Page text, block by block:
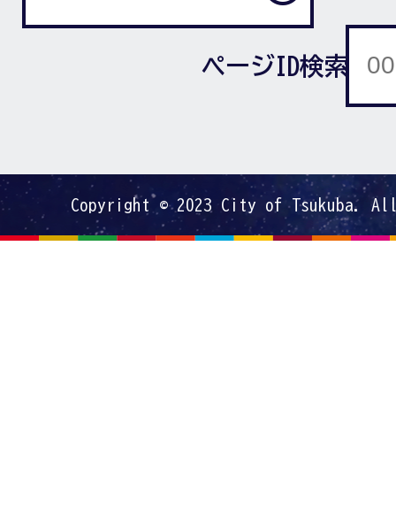
ページID検索
Copyright © 2023 City of Tsukuba.